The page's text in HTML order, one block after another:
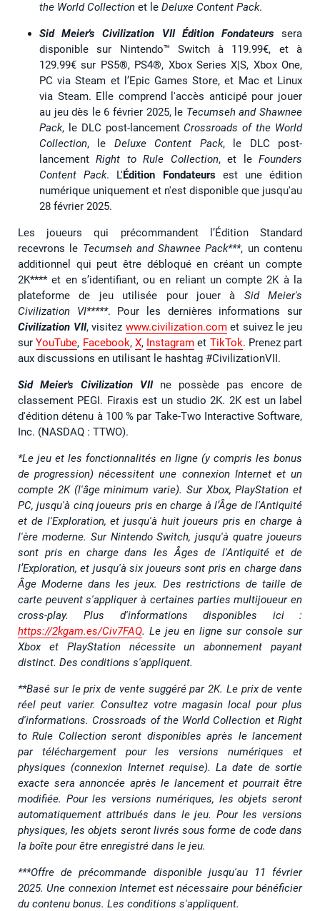
the World Collection et le Deluxe Content Pack.
Sid Meier's Civilization VII Édition Fondateurs sera
disponible sur Nintendo™ Switch à 119.99€, et à
129.99€ sur PS5®, PS4®, Xbox Series X|S, Xbox One,
PC via Steam et l’Epic Games Store, et Mac et Linux
via Steam. Elle comprend l'accès anticipé pour jouer
au jeu dès le 6 février 2025, le Tecumseh and Shawnee
Pack, le DLC post-lancement Crossroads of the World
Collection, le Deluxe Content Pack, le DLC post-
lancementRight to Rule Collection, et leFounders
Content Pack. L'Édition Fondateurs est une édition
numérique uniquement et n'est disponible que jusqu'au
28 février 2025.
Les joueurs qui précommandent l’Édition Standard
recevrons le Tecumseh and Shawnee Pack***, un contenu
additionnel qui peut être débloqué en créant un compte
2K**** et en s’identifiant, ou en reliant un compte 2K à la
plateforme de jeu utilisée pour jouer à Sid Meier's
Civilization VI*****. Pour les dernières informations sur
Civilization VII, visitez www.civilization.comet suivez le jeu
surYouTube, Facebook, X, Instagram et TikTok. Prenez part
aux discussions en utilisant le hashtag #CivilizationVII.
Sid Meier's Civilization VIIne possède pas encore de
classement PEGI. Firaxis est un studio 2K. 2K est un label
d'édition détenu à 100 % par Take-Two Interactive Software,
Inc. (NASDAQ : TTWO).
*Le jeu et les fonctionnalités en ligne (y compris les bonus
de progression) nécessitent une connexion Internet et un
compte 2K (l'âge minimum varie). Sur Xbox, PlayStation et
PC, jusqu'à cinq joueurs pris en charge à l’Âge de l'Antiquité
et de l'Exploration, et jusqu'à huit joueurs pris en charge à
l'ère moderne. Sur Nintendo Switch, jusqu'à quatre joueurs
sont pris en charge dans les Âges de l'Antiquité et de
l’Exploration, et jusqu'à six joueurs sont pris en charge dans
Âge Moderne dans les jeux. Des restrictions de taille de
carte peuvent s'appliquer à certaines parties multijoueur en
cross-play. Plus d'informations disponibles ici :
https://2kgam.es/Civ7FAQ. Le jeu en ligne sur console sur
Xbox et PlayStation nécessite un abonnement payant
distinct. Des conditions s'appliquent.
**Basé sur le prix de vente suggéré par 2K. Le prix de vente
réel peut varier. Consultez votre magasin local pour plus
d'informations. Crossroads of the World Collection et Right
to Rule Collection seront disponibles après le lancement
par téléchargement pour les versions numériques et
physiques (connexion Internet requise). La date de sortie
exacte sera annoncée après le lancement et pourrait être
modifiée. Pour les versions numériques, les objets seront
automatiquement attribués dans le jeu. Pour les versions
physiques, les objets seront livrés sous forme de code dans
la boîte pour être enregistré dans le jeu.
***Offre de précommande disponible jusqu'au 11 février
2025. Une connexion Internet est nécessaire pour bénéficier
du contenu bonus. Les conditions s'appliquent.